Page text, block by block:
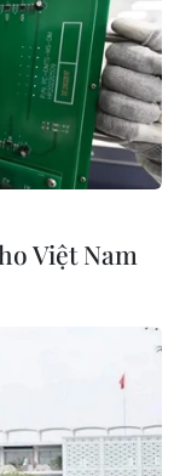
Việt Nam